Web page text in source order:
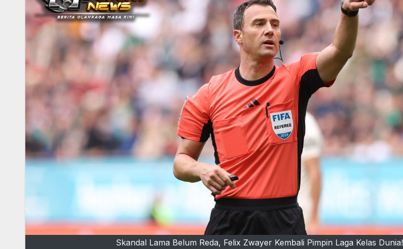
Skandal Lama Belum Reda, Felix Zwayer Kembali Pimpin Laga Kelas Dunia!